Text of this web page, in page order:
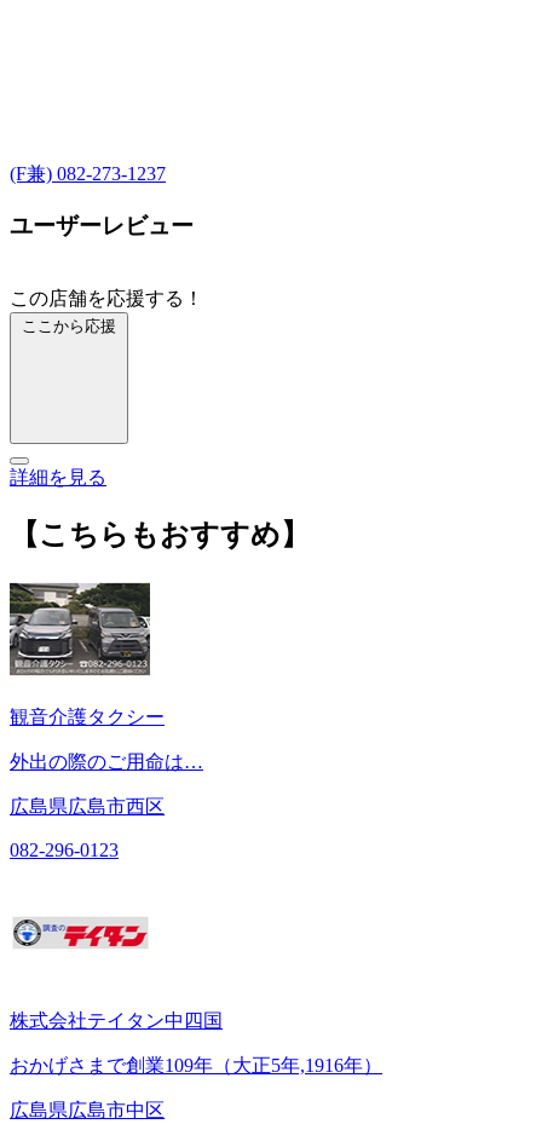
(F兼) 082-273-1237
ユーザーレビュー
この店舗を応援する！
ここから応援
詳細を見る
【こちらもおすすめ】
観音介護タクシー
外出の際のご用命は…
広島県広島市西区
082-296-0123
株式会社テイタン中四国
おかげさまで創業109年（大正5年,1916年）
広島県広島市中区